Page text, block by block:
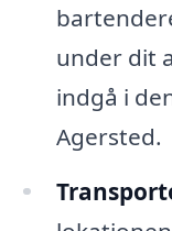
under dit
indgå i
Agersted.